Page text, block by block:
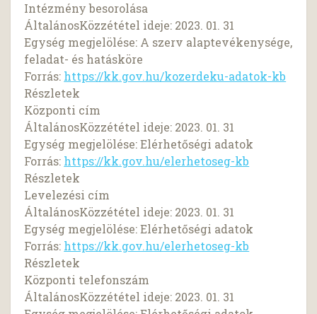
Intézmény besorolása
ÁltalánosKözzététel ideje: 2023. 01. 31
Egység megjelölése: A szerv alaptevékenysége,
feladat- és hatásköre
Forrás: https://kk.gov.hu/kozerdeku-adatok-kb
Részletek
Központi cím
ÁltalánosKözzététel ideje: 2023. 01. 31
Egység megjelölése: Elérhetőségi adatok
Forrás: https://kk.gov.hu/elerhetoseg-kb
Részletek
Levelezési cím
ÁltalánosKözzététel ideje: 2023. 01. 31
Egység megjelölése: Elérhetőségi adatok
Forrás: https://kk.gov.hu/elerhetoseg-kb
Részletek
Központi telefonszám
ÁltalánosKözzététel ideje: 2023. 01. 31